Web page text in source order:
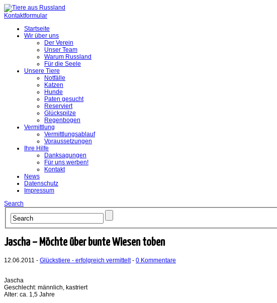
Kontaktformular
Startseite
Wir über uns
Der Verein
Unser Team
Warum Russland
Für die Seele
Unsere Tiere
Notfälle
Katzen
Hunde
Paten gesucht
Reserviert
Glückspilze
Regenbogen
Vermittlung
Vermittlungsablauf
Voraussetzungen
Ihre Hilfe
Danksagungen
Für uns werben!
Kontakt
News
Datenschutz
Impressum
Search
Jascha – Möchte über bunte Wiesen toben
12.06.2011 - Glückstiere - erfolgreich vermittelt- 0 Kommentare
Jascha
Geschlecht: männlich, kastriert
Alter: ca. 1,5 Jahre